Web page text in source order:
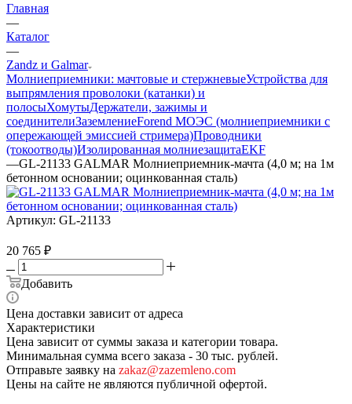
Главная
—
Каталог
—
Zandz и Galmar
Молниеприемники: мачтовые и стержневыеУстройства для
выпрямления проволоки (катанки) и
полосыХомутыДержатели, зажимы и
соединителиЗаземлениеForend МОЭС (молниеприемники с
опережающей эмиссией стримера)Проводники
(токоотводы)Изолированная молниезащитаEKF
—GL-21133 GALMAR Молниеприемник-мачта (4,0 м; на 1м
бетонном основании; оцинкованная сталь)
Артикул: GL-21133
20 765 ₽
Добавить
Цена доставки зависит от адреса
Характеристики
Цена зависит от суммы заказа и категории товара.
Минимальная сумма всего заказа - 30 тыс. рублей.
Отправьте заявку на zakaz@zazemleno.com
Цены на сайте не являются публичной офертой.